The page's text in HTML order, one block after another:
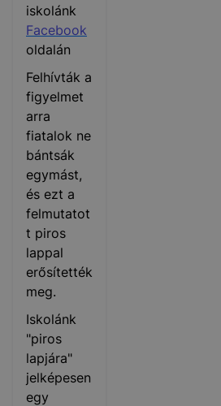
iskolánk
Facebook
oldalán
Felhívták a
figyelmet
arra
fiatalok ne
bántsák
egymást,
és ezt a
felmutatot
t piros
lappal
erősítették
meg.
Iskolánk
"piros
lapjára"
jelképesen
egy